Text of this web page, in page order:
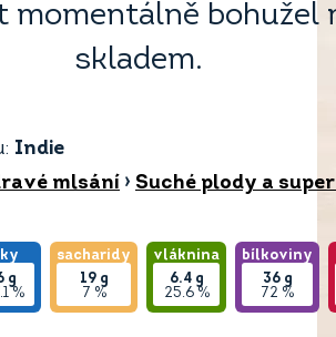
momentálně bohužel
skladem.
Indie
mlsání › Suché plody a
g
%
sacharidy
19 g
7 %
vláknina
6.4 g
25.6 %
bílkoviny
36 g
72 %